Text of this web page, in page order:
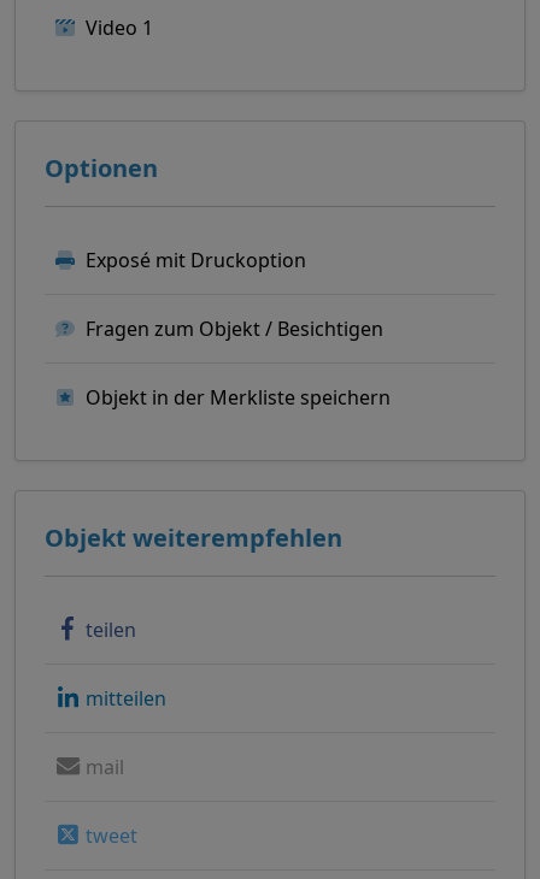
Video 1
Optionen
Exposé mit Druckoption
Fragen zum Objekt / Besichtigen
Objekt in der Merkliste speichern
Objekt weiterempfehlen
teilen
mitteilen
mail
tweet